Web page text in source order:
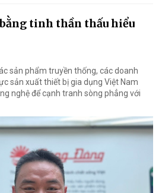
tinh thần thấu hiểu
sản phẩm truyền thống, các doanh
sản xuất thiết bị gia dụng Việt Nam
nghệ để cạnh tranh sòng phẳng với